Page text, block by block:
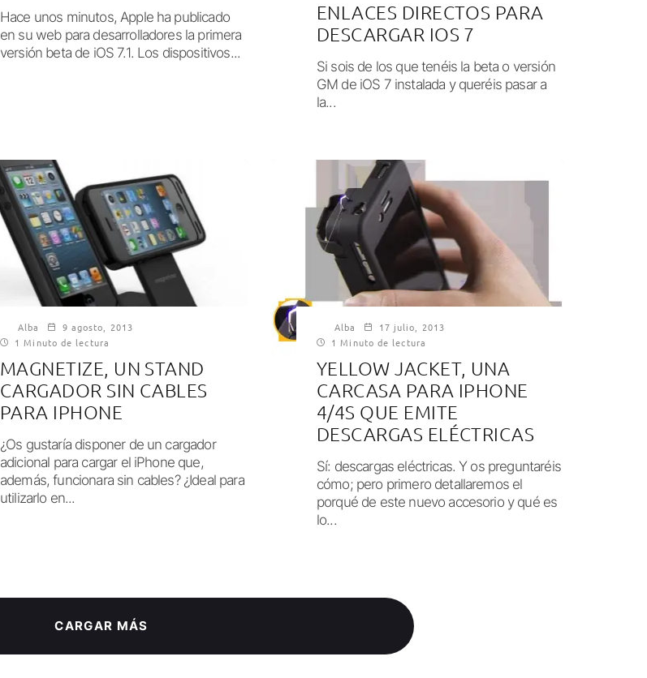
Hace unos minutos, Apple ha publicado
en su web para desarrolladores la primera
versión beta de iOS 7.1. Los dispositivos...
ENLACES DIRECTOS PARA
DESCARGAR IOS 7
Si sois de los que tenéis la beta o versión
GM de iOS 7 instalada y queréis pasar a
la...
Alba
9 agosto, 2013
1 Minuto de lectura
MAGNETIZE, UN STAND
CARGADOR SIN CABLES
PARA IPHONE
¿Os gustaría disponer de un cargador
adicional para cargar el iPhone que,
además, funcionara sin cables? ¿Ideal para
utilizarlo en...
Alba
17 julio, 2013
1 Minuto de lectura
YELLOW JACKET, UNA
CARCASA PARA IPHONE
4/4S QUE EMITE
DESCARGAS ELÉCTRICAS
Sí: descargas eléctricas. Y os preguntaréis
cómo; pero primero detallaremos el
porqué de este nuevo accesorio y qué es
lo...
CARGAR MÁS